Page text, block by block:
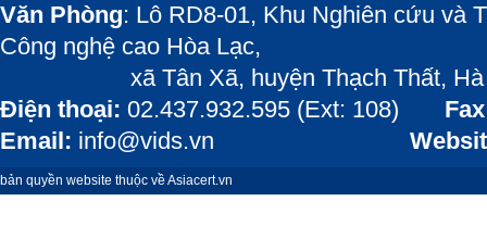
Văn Phòng: Lô RD8-01, Khu Nghiên cứu và
Công nghệ cao Hòa Lạc,
xã Tân Xã, huyện Thạch Thất, Hà
Điện thoại: 02.437.932.595 (Ext: 108)
Email: info@vids.vn
bản quyền website thuộc về Asiacert.vn